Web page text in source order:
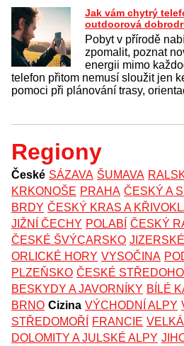
Jak vám chytrý
outdoorová
Pobyt v přírodě
zpomalit, poznat
energii mimo
telefon přitom nemusí sloužit jen
pomoci při plánování trasy,
Regiony
České SÁZAVA ŠUMAVA
KRKONOŠE PRAHA ČESKÝ A
BRDY ČESKÝ KRAS A
JIŽNÍ ČECHY POLABÍ ČESKÝ
ČESKÉ ŠVÝCARSKO
ORLICKÉ HORY VYSOČINA
PLZEŇSKO ČESKÉ
BESKYDY A JAVORNÍKY BÍLÉ
BRNO Cizina VÝCHODNÍ ALPY
STŘEDOMOŘÍ
FRANCIE
DOLOMITY A JULSKÉ ALPY